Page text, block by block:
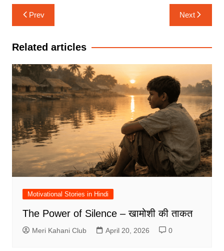
Post
navigation
Prev Next
Related articles
Motivational Stories in Hindi
The Power of Silence – खामोशी की ताकत
Meri Kahani Club April 20, 2026 0